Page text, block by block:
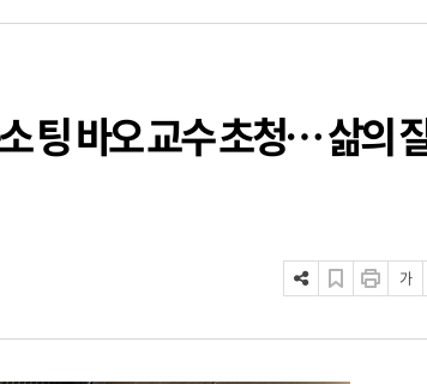
팅 바오 교수 초청… 삶의
가